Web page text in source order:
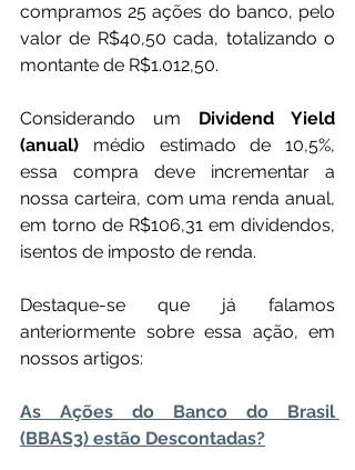
compramos 25 ações do banco, pelo
valor de R$40,50 cada, totalizando o
montante de R$1.012,50.
Considerando um Dividend Yield
(anual) médio estimado de 10,5%,
essa compra deve incrementar a
nossa carteira, com uma renda anual,
em torno de R$106,31 em dividendos,
isentos de imposto de renda.
Destaque-se que já falamos
anteriormente sobre essa ação, em
nossos artigos:
As Ações do Banco do Brasil
(BBAS3) estão Descontadas?